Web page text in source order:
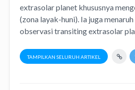
extrasolar planet khususnya
(zona layak-huni). Ia juga
observasi transiting extrasolar
TAMPILKAN SELURUH ARTIKEL